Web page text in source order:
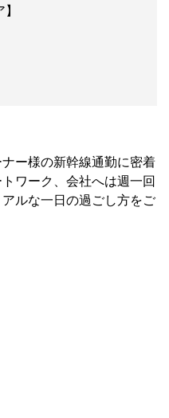
ー様の新幹線通勤に密着
ワーク、会社へは週一回
ルな一日の過ごし方をご